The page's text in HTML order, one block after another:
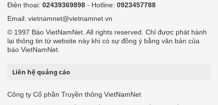
Điện thoại: 02439369898 - Hotline: 0923457788
Email: vietnamnet@vietnamnet.vn
© 1997 Báo VietNamNet. All rights reserved. Chỉ được phát hành
lại thông tin từ website này khi có sự đồng ý bằng văn bản của
báo VietNamNet.
Liên hệ quảng cáo
Công ty Cổ phần Truyền thông VietNamNet